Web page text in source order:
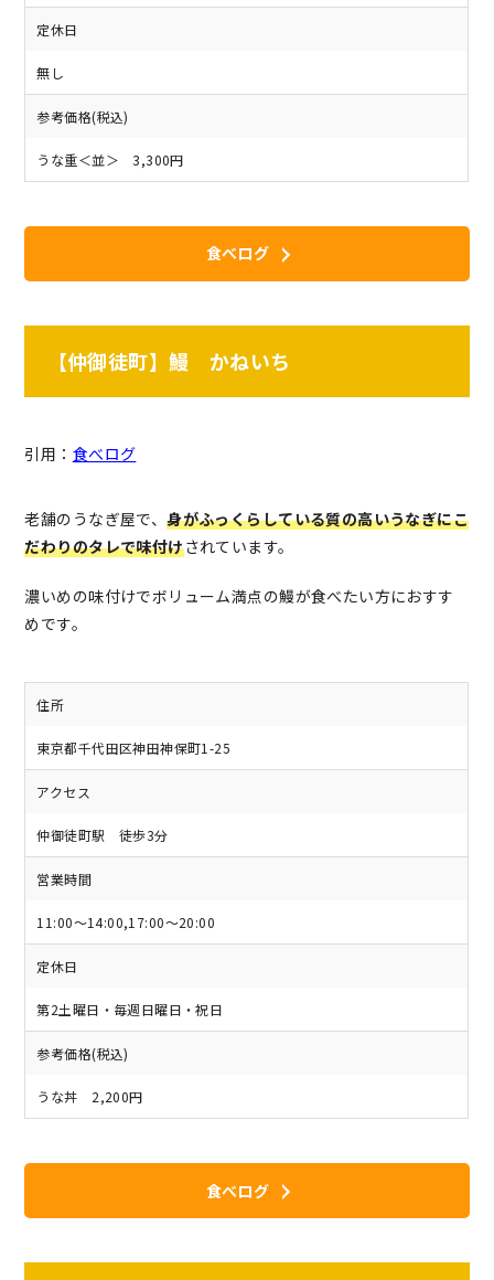
定休日
無し
参考価格(税込)
うな重＜並＞ 3,300円
食べログ
【仲御徒町】鰻 かねいち
引用： 食べログ
老舗のうなぎ屋で、身がふっくらしている質の高いうなぎにこ
だわりのタレで味付けされています。
濃いめの味付けでボリューム満点の鰻が食べたい方におすす
めです。
住所
東京都千代田区神田神保町1-25
アクセス
仲御徒町駅 徒歩3分
営業時間
11:00～14:00,17:00～20:00
定休日
第2土曜日・毎週日曜日・祝日
参考価格(税込)
うな丼 2,200円
食べログ